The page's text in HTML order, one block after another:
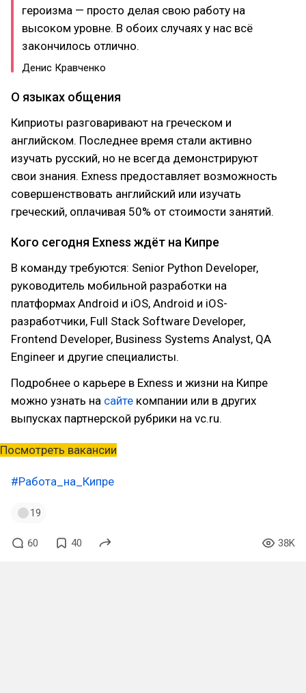
героизма — просто делая свою работу на
высоком уровне. В обоих случаях у нас всё
закончилось отлично.
Денис Кравченко
О языках общения
Киприоты разговаривают на греческом и
английском. Последнее время стали активно
изучать русский, но не всегда демонстрируют
свои знания. Exness предоставляет возможность
совершенствовать английский или изучать
греческий, оплачивая 50% от стоимости занятий.
Кого сегодня Exness ждёт на Кипре
В команду требуются: Senior Python Developer,
руководитель мобильной разработки на
платформах Android и iOS, Android и iOS-
разработчики, Full Stack Software Developer,
Frontend Developer, Business Systems Analyst, QA
Engineer и другие специалисты.
Подробнее о карьере в Exness и жизни на Кипре
можно узнать на сайте компании или в других
выпусках партнерской рубрики на vc.ru.
Посмотреть вакансии
#Работа_на_Кипре
19
60 40 38K